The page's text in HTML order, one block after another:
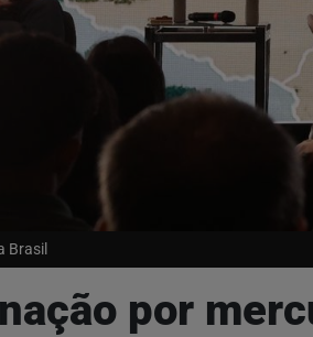
Brasil
por